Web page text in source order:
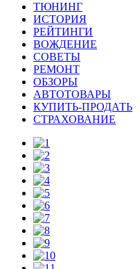
ТЮНИНГ
ИСТОРИЯ
РЕЙТИНГИ
ВОЖДЕНИЕ
СОВЕТЫ
РЕМОНТ
ОБЗОРЫ
АВТОТОВАРЫ
КУПИТЬ-ПРОДАТЬ
СТРАХОВАНИЕ